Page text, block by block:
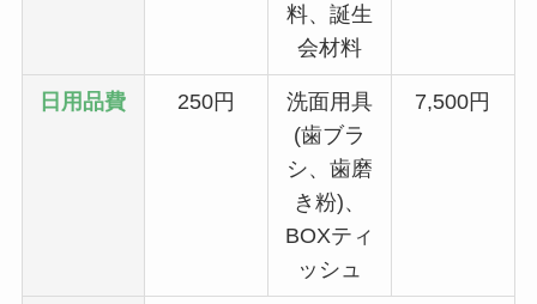
料、誕生
会材料
日用品費 250円
洗面用具
(歯ブラ
シ、歯磨
き粉)、
BOXティ
ッシュ
7,500円